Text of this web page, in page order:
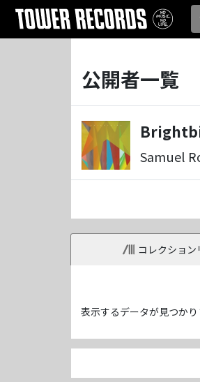
公開者一覧
Samuel
コレクショ
表示するデータが見つかり